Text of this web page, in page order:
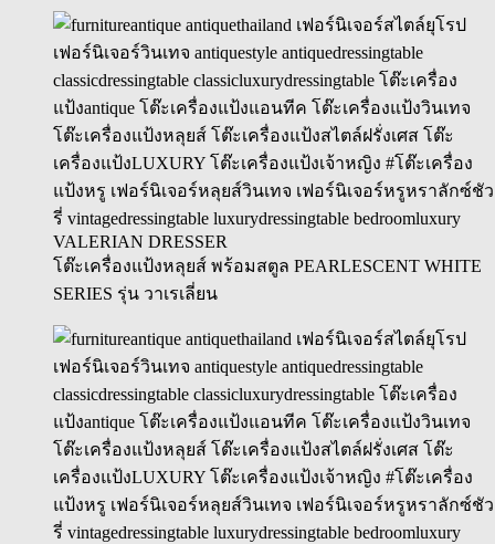
VALERIAN DRESSER
โต๊ะเครื่องแป้งหลุยส์ พร้อมสตูล PEARLESCENT WHITE
SERIES รุ่น วาเรเลี่ยน